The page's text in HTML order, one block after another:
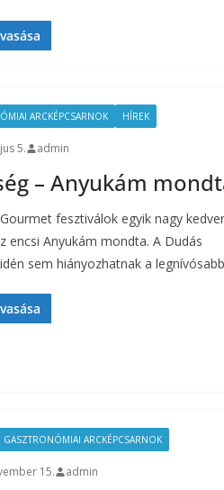
ARCKÉPCSARNOK HÍREK
5. admin
– Anyukám
fesztiválok egyik nagy
encsi Anyukám mondta. A Dudás
sem hiányozhatnak a legnívósabb
GASZTRONÓMIAI ARCKÉPCSARNOK
15. admin